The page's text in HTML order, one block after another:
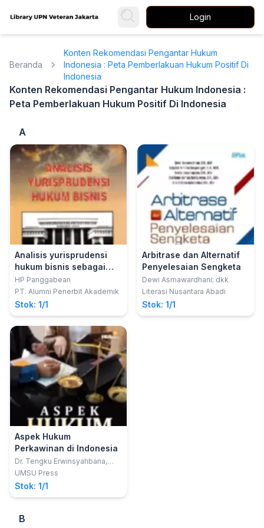
Login
Beranda
Konten Rekomendasi Pengantar Hukum
Indonesia : Peta Pemberlakuan Hukum Positif Di
Indonesia
Konten Rekomendasi Pengantar Hukum Indonesia :
Peta Pemberlakuan Hukum Positif Di Indonesia
A
Analisis yurisprudensi
hukum bisnis sebagai
upaya akademik untuk
memampukan para
praktisi hukum
melakukan anotasi atas
yurisprudensi mahkamah
agung
HP Panggabean
PT. Alumni Penerbit Akademik
Stok: 1/1
Arbitrase dan Alternatif
Penyelesaian Sengketa
Dewi Asmawardhani; dkk
Literasi Nusantara Abadi
Stok: 1/1
Aspek Hukum
Perkawinan di Indonesia
Dr. Tengku Erwinsyahbana,
S.H., M.Hum.; Tengku Rizq
UMSU Press
Stok: 1/1
B